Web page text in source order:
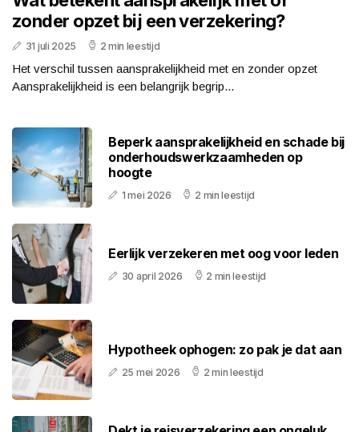
zonder opzet bij een verzekering?
31 juli 2025 2 min leestijd
Het verschil tussen aansprakelijkheid met en zonder opzet
Aansprakelijkheid is een belangrijk begrip...
Beperk aansprakelijkheid en schade bij
onderhoudswerkzaamheden op
hoogte
1 mei 2026 2 min leestijd
Eerlijk verzekeren met oog voor leden
30 april 2026 2 min leestijd
Hypotheek ophogen: zo pak je dat aan
25 mei 2026 2 min leestijd